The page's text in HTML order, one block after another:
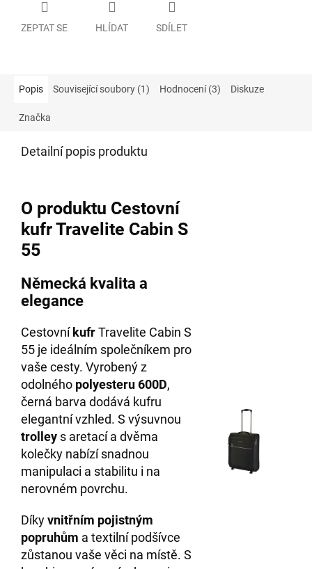
ZEPTAT SE HLÍDAT SDÍLET
Popis Související soubory (1) Hodnocení (3) Diskuze
Značka
Detailní popis produktu
O produktu Cestovní
kufr Travelite Cabin S
55
Německá kvalita a
elegance
Cestovní kufrTravelite Cabin S
55 je ideálním společníkem pro
vaše cesty. Vyrobený z
odolného polyesteru 600D,
černá barva dodává kufru
elegantní vzhled. S výsuvnou
trolley s aretací a dvěma
kolečky nabízí snadnou
manipulaci a stabilitu i na
nerovném povrchu.
Díkyvnitřním pojistným
popruhům a textilní podšívce
zůstanou vaše věci na místě. S